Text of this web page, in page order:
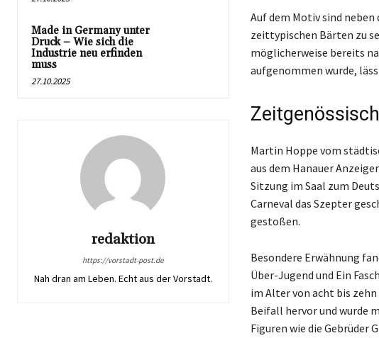
Made in Germany unter
Druck – Wie sich die
Industrie neu erfinden
muss
27.10.2025
redaktion
https://vorstadt-post.de
Nah dran am Leben. Echt aus der Vorstadt.
Auf dem Motiv sind
zeittypischen Bärten zu
möglicherweise bereits
aufgenommen wurde,
Martin Hoppe vom
aus dem Hanauer
Sitzung im Saal zum
Carneval das Szepter
gestoßen.
Besondere Erwähnung
Über-Jugend und Ein
im Alter von acht bis
Beifall hervor und wurde
Figuren wie die Gebrüder